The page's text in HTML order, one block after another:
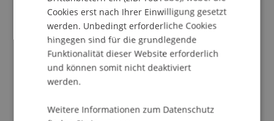
Fondsauswahl am besten geeignet sind, um die
Nachhaltigkeits- und Renditeziele der Kunden in
der privaten Altersvorsorge zu erfüllen.»
Die digitale Finanzgruppe
Cookies erst nach Ihrer Einwilligung gesetzt
werden. Unbedingt erforderliche Cookies
hingegen sind für die grundlegende
Funktionalität dieser Website erforderlich
und können somit nicht deaktiviert
werden.
Weitere Informationen zum Datenschutz